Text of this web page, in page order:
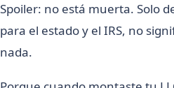
Spoiler: no está muerta. Solo
para el estado y el IRS, no
nada.